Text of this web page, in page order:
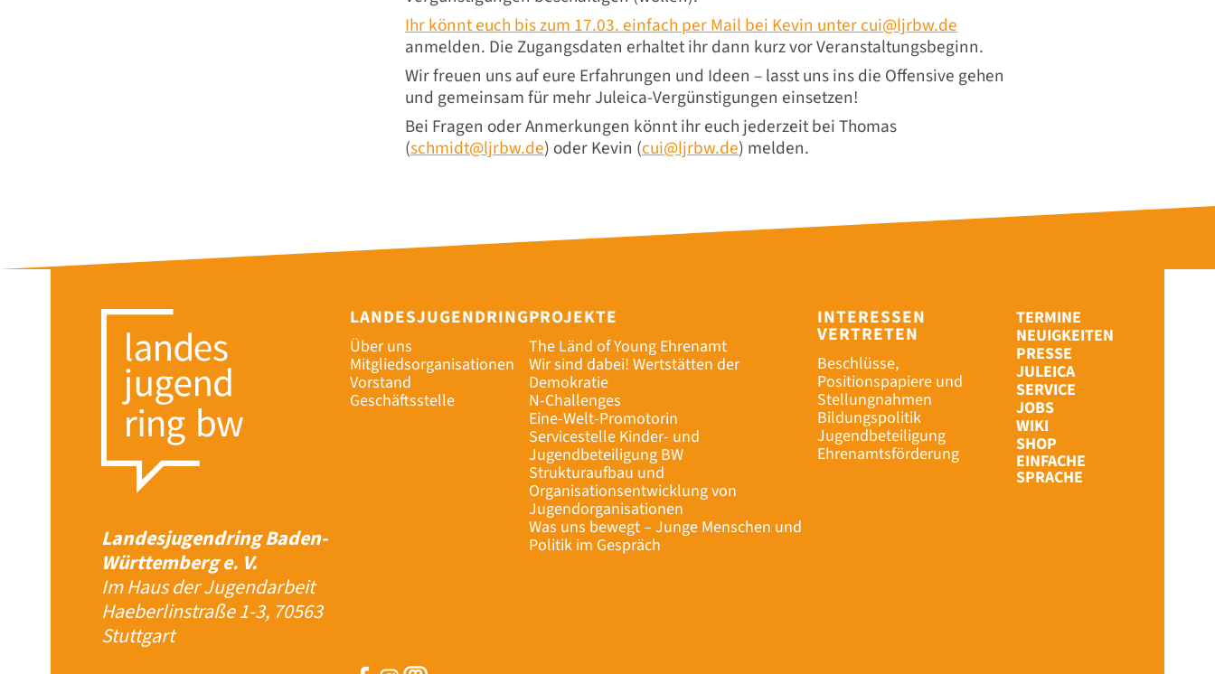
Ihr könnt euch bis zum 17.03. einfach per Mail bei Kevin untercui@ljrbw.de
anmelden. Die Zugangsdaten erhaltet ihr dann kurz vor Veranstaltungsbeginn.
Wir freuen uns auf eure Erfahrungen und Ideen – lasst uns ins die Offensive gehen
und gemeinsam für mehr Juleica-Vergünstigungen einsetzen!
Bei Fragen oder Anmerkungen könnt ihr euch jederzeit bei Thomas
(schmidt@ljrbw.de) oder Kevin (cui@ljrbw.de) melden.
Landesjugendring Baden-
Württemberg e. V.
Im Haus der Jugendarbeit
Haeberlinstraße 1-3, 70563
Stuttgart
LANDESJUGENDRING
Über uns
Mitgliedsorganisationen
Vorstand
Geschäftsstelle
PROJEKTE
The Länd of Young Ehrenamt
Wir sind dabei! Wertstätten der
Demokratie
N-Challenges
Eine-Welt-Promotorin
Servicestelle Kinder- und
Jugendbeteiligung BW
Strukturaufbau und
Organisationsentwicklung von
Jugendorganisationen
Was uns bewegt – Junge Menschen und
Politik im Gespräch
INTERESSEN
VERTRETEN
Beschlüsse,
Positionspapiere und
Stellungnahmen
Bildungspolitik
Jugendbeteiligung
Ehrenamtsförderung
TERMINE
NEUIGKEITEN
PRESSE
JULEICA
SERVICE
JOBS
WIKI
SHOP
EINFACHE
SPRACHE